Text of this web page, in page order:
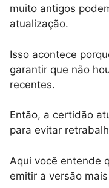
muito antigos
atualização.
Isso acontece
garantir que não
recentes.
Então, a certidão
para evitar
Aqui você entende
emitir a versão